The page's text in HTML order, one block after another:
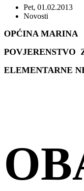
Pet, 01.02.2013
Novosti
OPĆINA MARINA
POVJERENSTVO
ELEMENTARNE